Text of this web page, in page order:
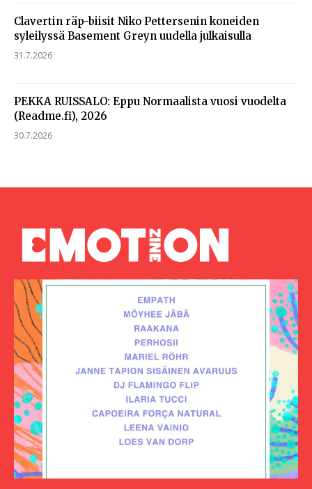
Clavertin räp-biisit Niko Pettersenin koneiden
syleilyssä Basement Greyn uudella julkaisulla
31.7.2026
PEKKA RUISSALO: Eppu Normaalista vuosi vuodelta
(Readme.fi), 2026
30.7.2026